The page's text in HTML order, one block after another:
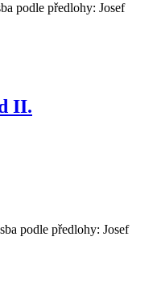
podle předlohy: Josef
II.
podle předlohy: Josef